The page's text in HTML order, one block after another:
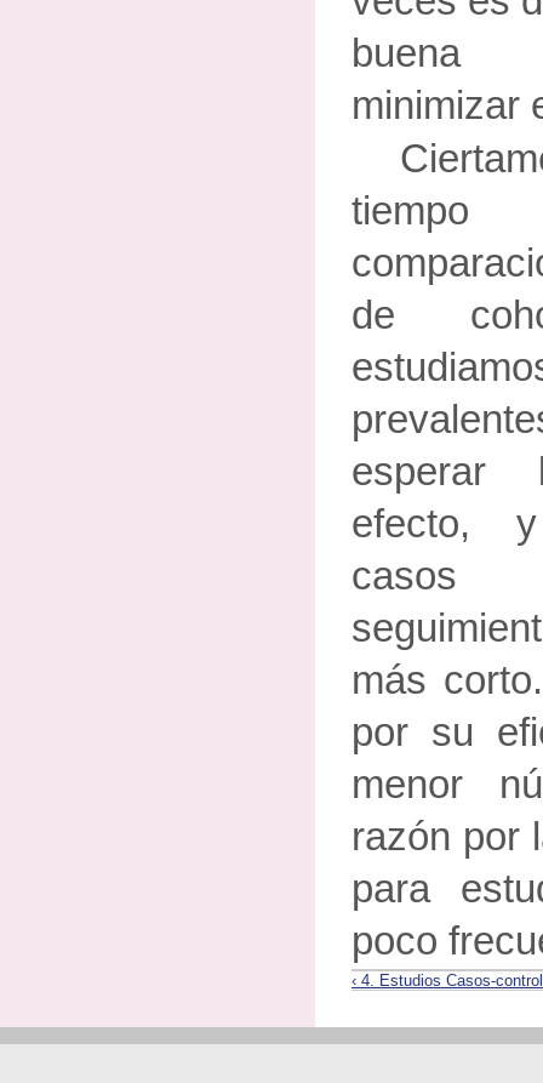
buena
minimizar
de
esperar
efecto,
casos
más
por su
menor
razón por
para
poco
‹ 4. Estudios Casos-